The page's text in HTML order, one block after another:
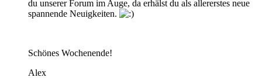
du unserer Forum im Auge, da erhälst du als allererstes neue
spannende Neuigkeiten.
Schönes Wochenende!
Alex